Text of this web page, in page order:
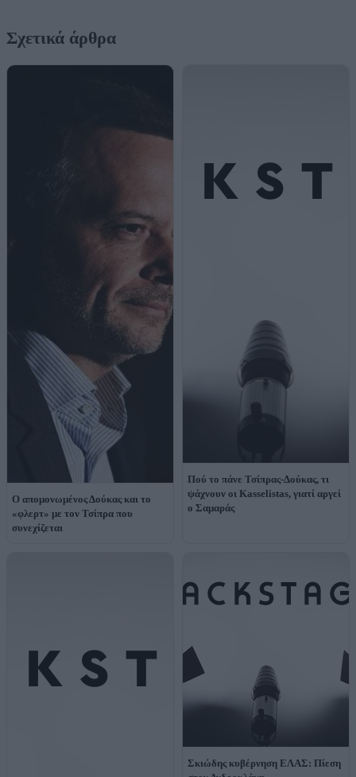
Σχετικά άρθρα
Ο απομονωμένος Δούκας και το
«φλερτ» με τον Τσίπρα που
συνεχίζεται
Πού το πάνε Τσίπρας-Δούκας, τι
ψάχνουν οι Kasselistas, γιατί αργεί
ο Σαμαράς
Σκιώδης κυβέρνηση ΕΛΑΣ: Πίεση